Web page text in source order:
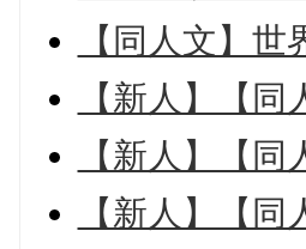
【同人文】世
【新人】【
【新人】【
【新人】【